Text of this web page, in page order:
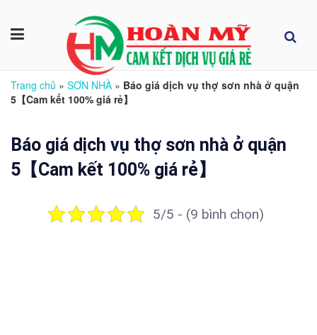
Trang chủ » SƠN NHÀ » Báo giá dịch vụ thợ sơn nhà ở quận
5【Cam kết 100% giá rẻ】
Báo giá dịch vụ thợ sơn nhà ở quận
5【Cam kết 100% giá rẻ】
5/5 - (9 bình chọn)